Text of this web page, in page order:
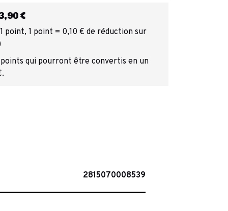
€
point, 1 point = 0,10 € de réduction sur
qui pourront être convertis en un
2815070008539